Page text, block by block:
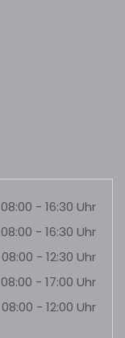
08:00 - 16:30 Uhr
08:00 - 16:30 Uhr
08:00 - 12:30 Uhr
08:00 - 17:00 Uhr
08:00 - 12:00 Uhr